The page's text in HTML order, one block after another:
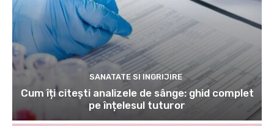
SANATATE SI INGRIJIRE
Cum îți citești analizele de sânge: ghid complet
pe înțelesul tuturor